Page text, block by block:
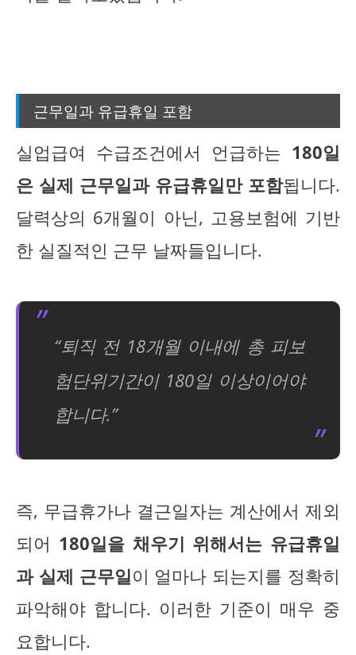
근무일과 유급휴일 포함
실업급여 수급조건에서 언급하는 180일
은 실제 근무일과 유급휴일만 포함됩니다.
달력상의 6개월이 아닌, 고용보험에 기반
한 실질적인 근무 날짜들입니다.
“퇴직 전 18개월 이내에 총 피보
험단위기간이 180일 이상이어야
합니다.”
즉, 무급휴가나 결근일자는 계산에서 제외
되어 180일을 채우기 위해서는 유급휴일
과 실제 근무일이 얼마나 되는지를 정확히
파악해야 합니다. 이러한 기준이 매우 중
요합니다.